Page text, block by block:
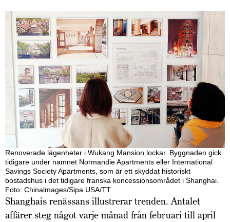
Renoverade lägenheter i Wukang Mansion lockar. Byggnaden gick
tidigare under namnet Normandie Apartments eller International
Savings Society Apartments, som är ett skyddat historiskt
bostadshus i det tidigare franska koncessionsområdet i Shanghai.
Foto: Chinalmages/Sipa USA/TT
Shanghais renässans illustrerar trenden. Antalet
affärer steg något varje månad från februari till april